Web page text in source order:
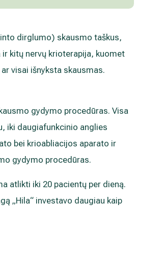
dirglumo) skausmo taškus,
kitų nervų krioterapija, kuomet
visai išnyksta skausmas.
gydymo procedūras. Visa
iki daugiafunkcinio anglies
bei krioabliacijos aparato ir
gydymo procedūras.
atlikti iki 20 pacientų per dieną.
„Hila“ investavo daugiau kaip